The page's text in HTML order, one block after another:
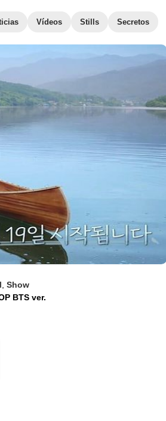
Vídeos Stills Secretos
Show
BTS ver.